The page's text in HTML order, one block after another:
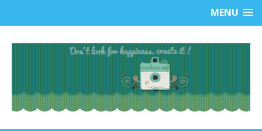
MENU